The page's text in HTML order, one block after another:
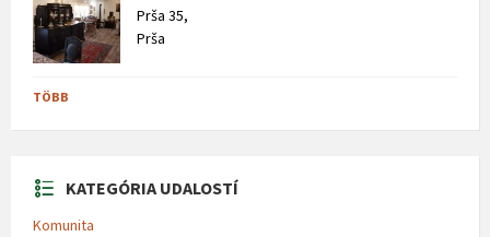
Prša 35,
Prša
TÖBB
KATEGÓRIA UDALOSTÍ
Komunita